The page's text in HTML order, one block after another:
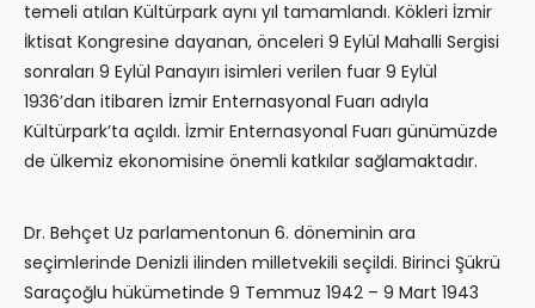
temeli atı‎lan Kültürpark aynı‎ yı‎l tamamlandı‎. Kökleri İzmir
İktisat Kongresine dayanan, önceleri 9 Eylül Mahalli Sergisi
sonraları‎ 9 Eylül Panay‎ırı‎ isimleri verilen fuar 9 Eylül
1936’dan itibaren İzmir Enternasyonal Fuar‎ı ad‎ıyla
Kültürpark’ta aç‎ıldı‎. İzmir Enternasyonal Fuarı‎ günümüzde
de ülkemiz ekonomisine önemli katkı‎lar sağlamaktadı‎r.
Dr. Behçet Uz parlamentonun 6. döneminin ara
seçimlerinde Denizli ilinden milletvekili seçildi. Birinci Şükrü
Saraçoğlu hükümetinde 9 Temmuz 1942 – 9 Mart 1943